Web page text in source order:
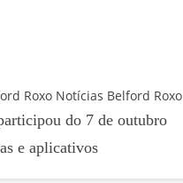
Roxo Notícias Belford Roxo
do 7 de outubro
e aplicativos